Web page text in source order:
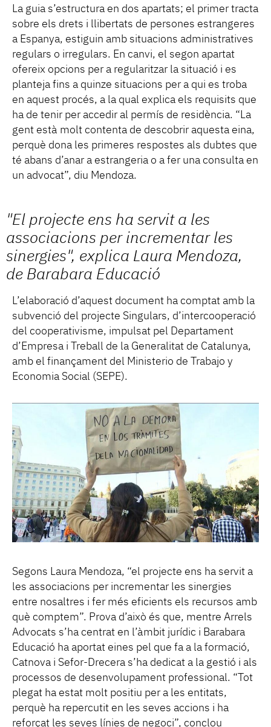
La guia s’estructura en dos apartats; el primer tracta
sobre els drets i llibertats de persones estrangeres
a Espanya, estiguin amb situacions administratives
regulars o irregulars. En canvi, el segon apartat
ofereix opcions per a regularitzar la situació i es
planteja fins a quinze situacions per a qui es troba
en aquest procés, a la qual explica els requisits que
ha de tenir per accedir al permís de residència. “La
gent està molt contenta de descobrir aquesta eina,
perquè dona les primeres respostes als dubtes que
té abans d’anar a estrangeria o a fer una consulta en
un advocat”, diu Mendoza.
"El projecte ens ha servit a les
associacions per incrementar les
sinergies", explica Laura Mendoza,
de Barabara Educació
L’elaboració d’aquest document ha comptat amb la
subvenció del projecte Singulars, d’intercooperació
del cooperativisme, impulsat pel Departament
d’Empresa i Treball de la Generalitat de Catalunya,
amb el finançament del Ministerio de Trabajo y
Economia Social (SEPE).
Segons Laura Mendoza, “el projecte ens ha servit a
les associacions per incrementar les sinergies
entre nosaltres i fer més eficients els recursos amb
què comptem”. Prova d’això és que, mentre Arrels
Advocats s’ha centrat en l’àmbit jurídic i Barabara
Educació ha aportat eines pel que fa a la formació,
Catnova i Sefor-Drecera s’ha dedicat a la gestió i als
processos de desenvolupament professional. “Tot
plegat ha estat molt positiu per a les entitats,
perquè ha repercutit en les seves accions i ha
reforçat les seves línies de negoci”, conclou